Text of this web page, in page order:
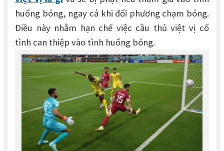
huống bóng, ngay cả khi đối phương chạm bóng.
Điều này nhằm hạn chế việc cầu thủ việt vị cố
tình can thiệp vào tình huống bóng.